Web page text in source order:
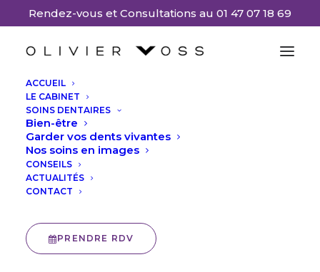
Rendez-vous et Consultations au 01 47 07 18 69
ACCUEIL
LE CABINET
SOINS DENTAIRES
Bien-être
Garder vos dents vivantes
Nos soins en images
CONSEILS
ACTUALITÉS
CONTACT
PRENDRE RDV
Traitement de
certaines sensibilités
dentaires